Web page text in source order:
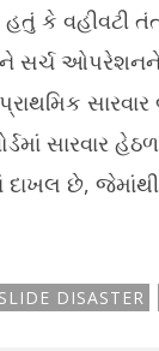
કે વહીવટી
સર્ચ
સારવાર
છે,
DISASTER